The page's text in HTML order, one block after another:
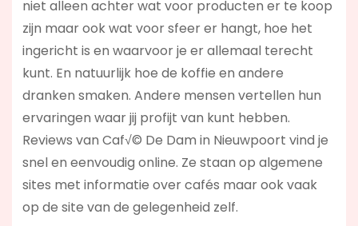
niet alleen achter wat voor producten er te koop
zijn maar ook wat voor sfeer er hangt, hoe het
ingericht is en waarvoor je er allemaal terecht
kunt. En natuurlijk hoe de koffie en andere
dranken smaken. Andere mensen vertellen hun
ervaringen waar jij profijt van kunt hebben.
Reviews van Caf√© De Dam in Nieuwpoort vind je
snel en eenvoudig online. Ze staan op algemene
sites met informatie over cafés maar ook vaak
op de site van de gelegenheid zelf.